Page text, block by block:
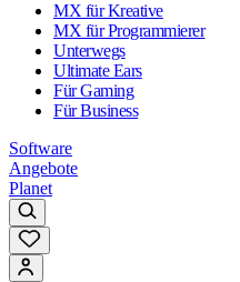
MX für Kreative
MX für Programmierer
Unterwegs
Ultimate Ears
Für Gaming
Für Business
Software
Angebote
Planet